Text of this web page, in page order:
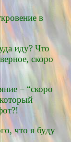
в
иду? Что
скоро
– “скоро
что я буду